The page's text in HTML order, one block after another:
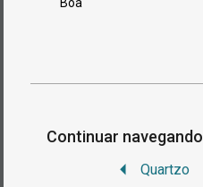
Boa
Continuar navegando
Quartzo